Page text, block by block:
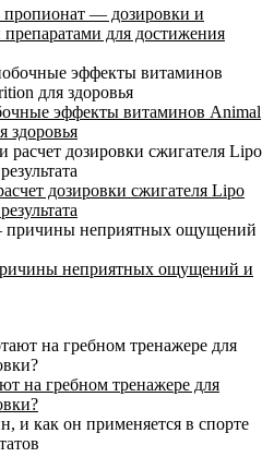
пропионат — дозировки и
для достижения
эффекты витаминов Animal
здоровья
дозировки сжигателя Lipo
неприятных ощущений и
на гребном тренажере для